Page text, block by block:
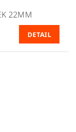
22MM
DETAIL